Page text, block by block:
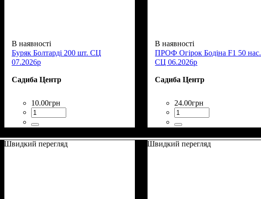
В наявності
Буряк Болтарді 200 шт. СЦ
07.2026р
Садиба Центр
10.00грн
В наявності
ПРОФ Огірок Бодіна F1 50 нас.
СЦ 06.2026р
Садиба Центр
24.00грн
Швидкий перегляд Швидкий перегляд